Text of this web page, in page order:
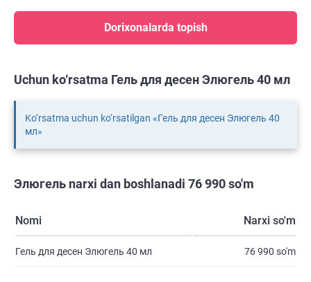
Dorixonalarda topish
Uchun ko‘rsatma Гель для десен Элюгель 40 мл
Ko‘rsatma uchun ko‘rsatilgan «Гель для десен Элюгель 40
мл»
Элюгель narxi dan boshlanadi 76 990 so'm
Nomi Narxi so'm
Гель для десен Элюгель 40 мл 76 990 so'm